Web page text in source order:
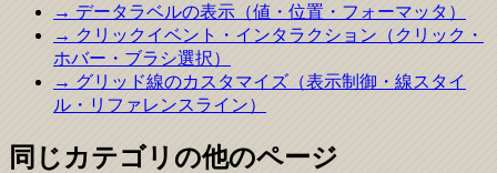
→ データラベルの表示（値・位置・フォーマッタ）
→ クリックイベント・インタラクション（クリック・
ホバー・ブラシ選択）
→ グリッド線のカスタマイズ（表示制御・線スタイ
ル・リファレンスライン）
同じカテゴリの他のページ